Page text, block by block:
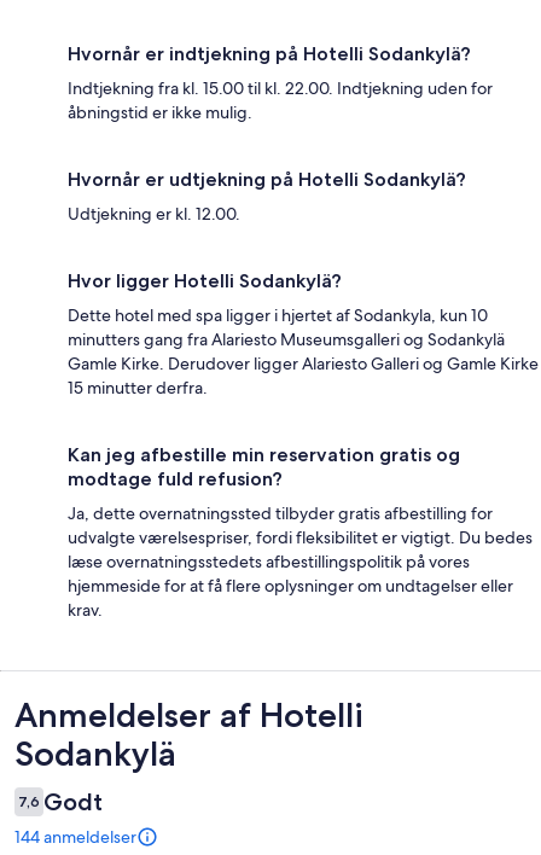
Hvornår er indtjekning på Hotelli Sodankylä?
Indtjekning fra kl. 15.00 til kl. 22.00. Indtjekning uden for
åbningstid er ikke mulig.
Hvornår er udtjekning på Hotelli Sodankylä?
Udtjekning er kl. 12.00.
Hvor ligger Hotelli Sodankylä?
Dette hotel med spa ligger i hjertet af Sodankyla, kun 10
minutters gang fra Alariesto Museumsgalleri og Sodankylä
Gamle Kirke. Derudover ligger Alariesto Galleri og Gamle Kirke
15 minutter derfra.
Kan jeg afbestille min reservation gratis og
modtage fuld refusion?
Ja, dette overnatningssted tilbyder gratis afbestilling for
udvalgte værelsespriser, fordi fleksibilitet er vigtigt. Du bedes
læse overnatningsstedets afbestillingspolitik på vores
hjemmeside for at få flere oplysninger om undtagelser eller
krav.
Anmeldelser
Anmeldelser af Hotelli
Sodankylä
7,6 Godt
144 anmeldelser